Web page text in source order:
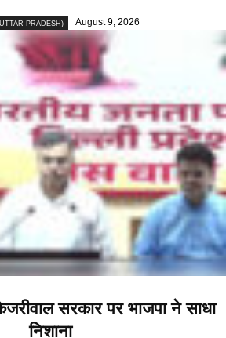
PRADESH) August 9, 2026
सरकार पर भाजपा ने साधा
निशाना